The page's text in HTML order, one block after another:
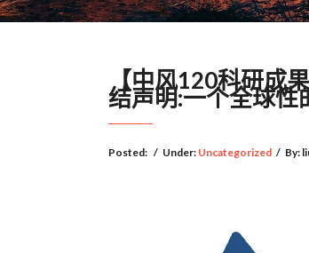
【中风120科研成
结声明:一个全球性
Posted: / Under: Uncategorized / By: